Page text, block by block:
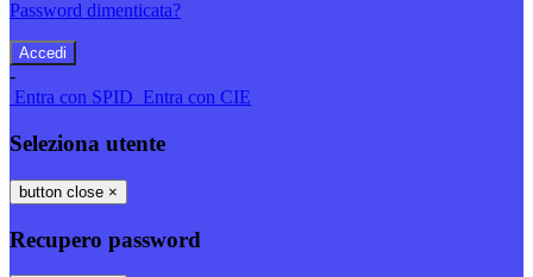
Password dimenticata?
-
Entra con SPID Entra con CIE
Seleziona utente
button close ×
Recupero password